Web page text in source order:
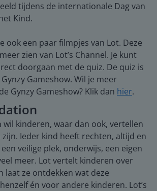
tijdens de internationale Dag van
Kind.
ook een paar filmpjes van Lot. Deze
zien van Lot’s Channel. Je kunt
doorgaan met de quiz. De quiz is
Gameshow. Wil je meer
Gynzy Gameshow? Klik dan hier.
wil kinderen, waar dan ook, vertellen
Ieder kind heeft rechten, altijd en
veilige plek, onderwijs, een eigen
meer. Lot vertelt kinderen over
laat ze ontdekken wat deze
én voor andere kinderen. Lot’s